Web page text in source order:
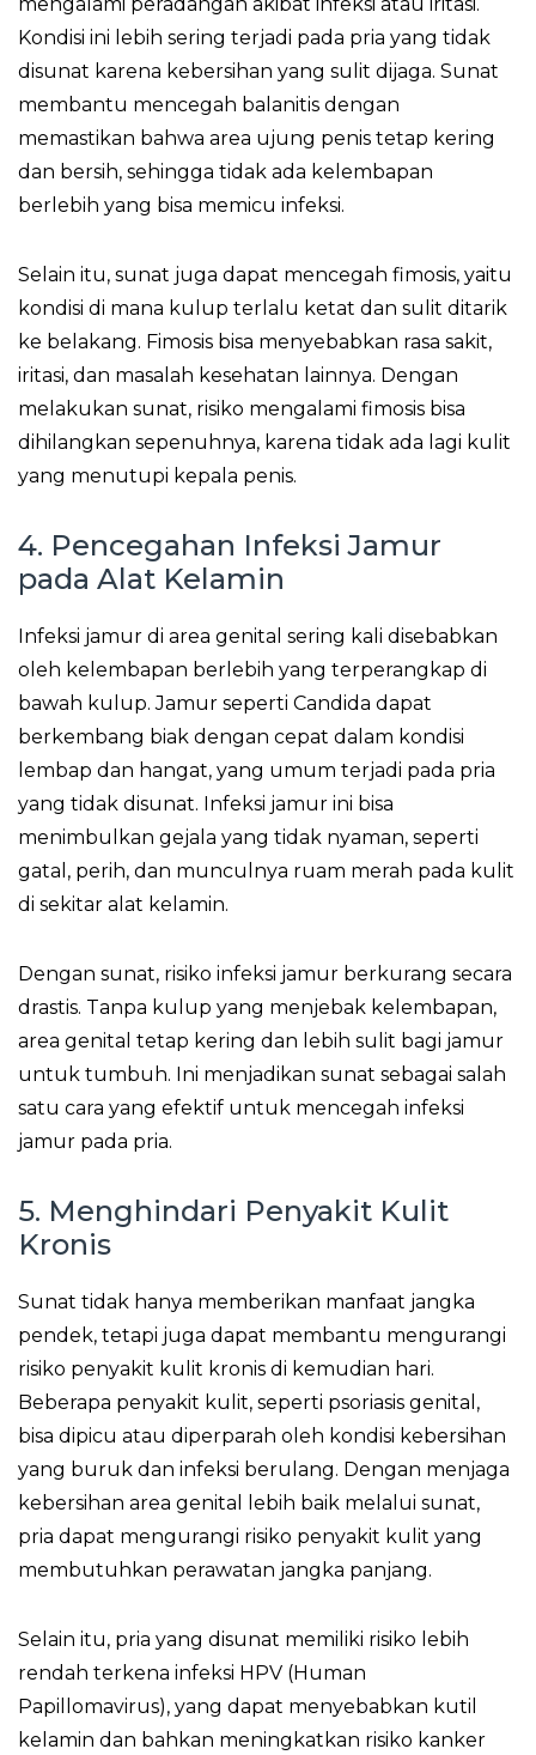
Kondisi ini lebih sering terjadi pada pria yang tidak
disunat karena kebersihan yang sulit dijaga. Sunat
membantu mencegah balanitis dengan
memastikan bahwa area ujung penis tetap kering
dan bersih, sehingga tidak ada kelembapan
berlebih yang bisa memicu infeksi.
Selain itu, sunat juga dapat mencegah fimosis, yaitu
kondisi di mana kulup terlalu ketat dan sulit ditarik
ke belakang. Fimosis bisa menyebabkan rasa sakit,
iritasi, dan masalah kesehatan lainnya. Dengan
melakukan sunat, risiko mengalami fimosis bisa
dihilangkan sepenuhnya, karena tidak ada lagi kulit
yang menutupi kepala penis.
4. Pencegahan Infeksi Jamur
pada Alat Kelamin
Infeksi jamur di area genital sering kali disebabkan
oleh kelembapan berlebih yang terperangkap di
bawah kulup. Jamur seperti Candida dapat
berkembang biak dengan cepat dalam kondisi
lembap dan hangat, yang umum terjadi pada pria
yang tidak disunat. Infeksi jamur ini bisa
menimbulkan gejala yang tidak nyaman, seperti
gatal, perih, dan munculnya ruam merah pada kulit
di sekitar alat kelamin.
Dengan sunat, risiko infeksi jamur berkurang secara
drastis. Tanpa kulup yang menjebak kelembapan,
area genital tetap kering dan lebih sulit bagi jamur
untuk tumbuh. Ini menjadikan sunat sebagai salah
satu cara yang efektif untuk mencegah infeksi
jamur pada pria.
5. Menghindari Penyakit Kulit
Kronis
Sunat tidak hanya memberikan manfaat jangka
pendek, tetapi juga dapat membantu mengurangi
risiko penyakit kulit kronis di kemudian hari.
Beberapa penyakit kulit, seperti psoriasis genital,
bisa dipicu atau diperparah oleh kondisi kebersihan
yang buruk dan infeksi berulang. Dengan menjaga
kebersihan area genital lebih baik melalui sunat,
pria dapat mengurangi risiko penyakit kulit yang
membutuhkan perawatan jangka panjang.
Selain itu, pria yang disunat memiliki risiko lebih
rendah terkena infeksi HPV (Human
Papillomavirus), yang dapat menyebabkan kutil
kelamin dan bahkan meningkatkan risiko kanker